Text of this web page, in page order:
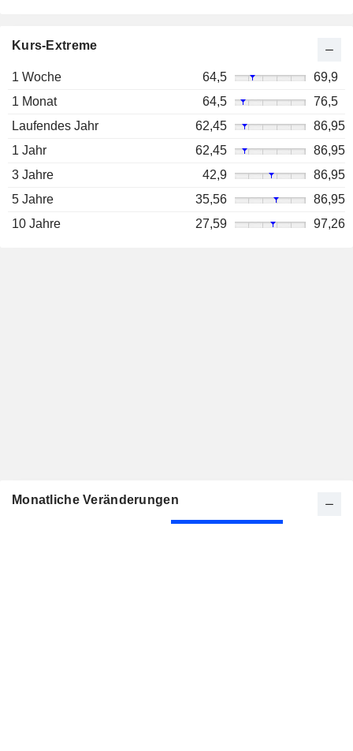
Kurs-Extreme
1 Woche 64,5
69,9
1 Monat
64,5
76,5
Laufendes Jahr
62,45
86,95
1 Jahr
62,45
86,95
3 Jahre
42,9
86,95
5 Jahre
35,56
86,95
10 Jahre
27,59 97,26
Monatliche Veränderungen